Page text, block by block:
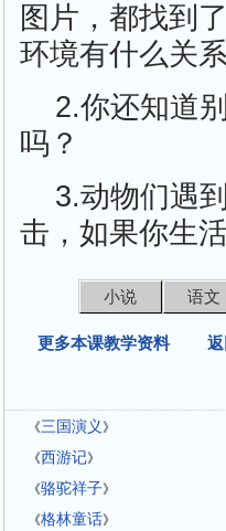
图片，都找到
环境有什么关
2.你还知道
吗？
3.动物们遇
击，如果你生
小说 语文
更多本课教学资料 返
《三国演义 》
《西游记》
《骆驼祥子》
《格林童话》